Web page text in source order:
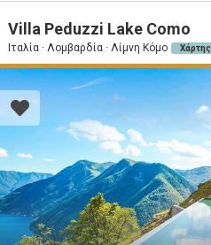
Villa Peduzzi Lake Como
Ιταλία · Λομβαρδία · Λίμνη Κόμο Χάρτης